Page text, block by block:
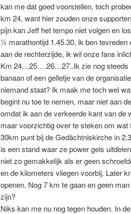
kan me dat goed voorstellen, toch
km 24, want hier zouden onze
pijn kan Jeff het tempo niet volgen en
½ marathontijd 1.45.30, ik ben
aan de rechterzijde, ik wil onze fans
Km 24…25….26…27..Ik zie nog steeds
banaan of een gelletje van de
niemand staat? Ik maak me toch wel
begint nu toe te nemen, maar niet aan
omdat ik aan de verkeerde kant van de
maar voorzichtig over te steken om
30km punt bij de Gedächtniskirche in
is een stand waar ze power gels
niet zo gemakkelijk als er geen
en de kilometers vliegen voorbij. Later
openen. Nog 7 km te gaan en geen
zijn?
Niks kan me nu nog tegen houden. In